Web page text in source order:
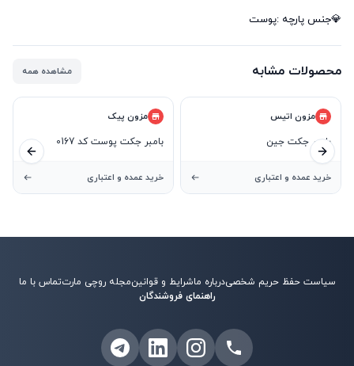
💎جنس پارچه :پوست
محصولات مشابه مشاهده همه
مزون پیک
بامبر جکت پوست کد 0167
خرید عمده و اعتباری
مزون اتیس
بامبر جکت جین
خرید عمده و اعتباری
اسلاید قبلی بعدی
سیاست حفظ حریم شخصیدرباره ماشرایط و قوانینمجله روچی مارتتماس با ما
راهنمای فروشندگان